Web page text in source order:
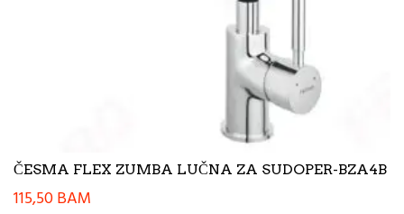
ČESMA FLEX ZUMBA LUČNA ZA SUDOPER-BZA4B
115,50BAM